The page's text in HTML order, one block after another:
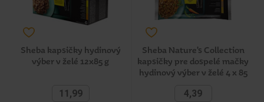
Sheba kapsičky hydinový
výber v želé 12x85 g
11,99
Sheba Nature's Collection
kapsičky pre dospelé mačky
hydinový výber v želé 4 x 85
4,39